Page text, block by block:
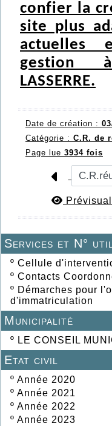
Services et N°
º Cellule
º Contacts
º Démarches pour
d'immatriculation
Municipalité
º LE CONSEIL
Etat civil
º Année 2020
º Année 2021
º Année 2022
º Année 2023
confier la
site plus
actuelles
gestion
LASSERRE.
Date de création :
Catégorie : C.R. de
Page lue 3934 fois